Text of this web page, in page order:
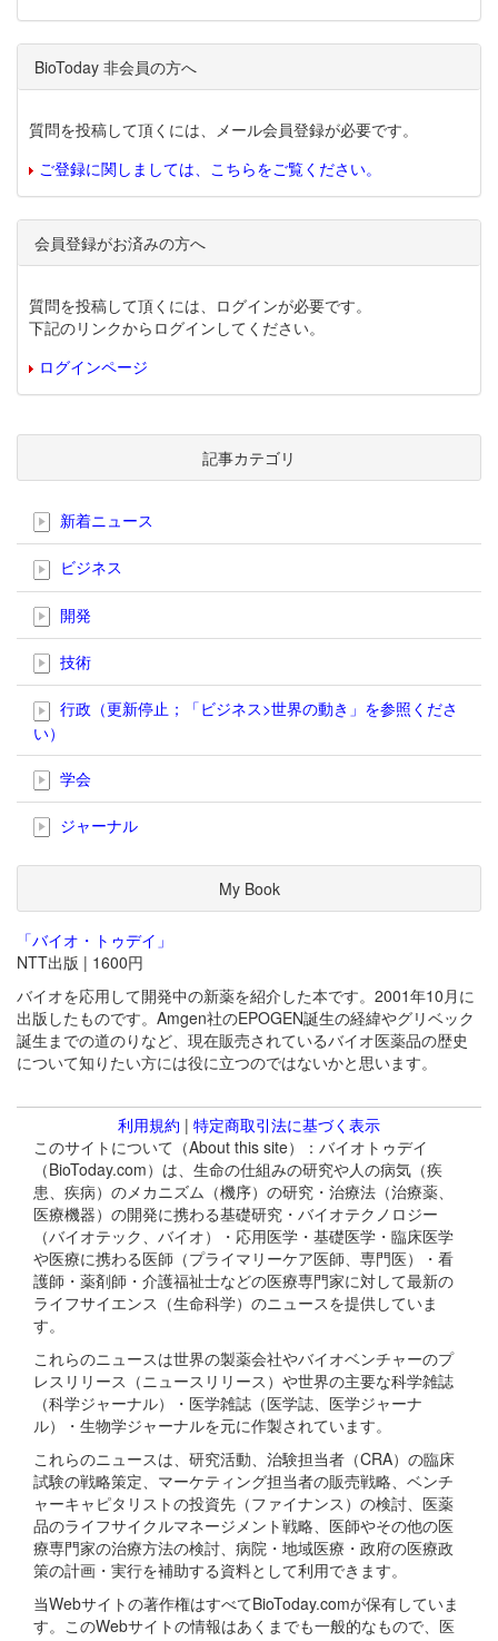
BioToday 非会員の方へ
質問を投稿して頂くには、メール会員登録が必要です。
ご登録に関しましては、こちらをご覧ください。
会員登録がお済みの方へ
質問を投稿して頂くには、ログインが必要です。
下記のリンクからログインしてください。
ログインページ
記事カテゴリ
新着ニュース
ビジネス
開発
技術
行政（更新停止；「ビジネス>世界の動き」を参照くださ
い）
学会
ジャーナル
My Book
「バイオ・トゥデイ」
NTT出版 | 1600円
バイオを応用して開発中の新薬を紹介した本です。2001年10月に
出版したものです。Amgen社のEPOGEN誕生の経緯やグリベック
誕生までの道のりなど、現在販売されているバイオ医薬品の歴史
について知りたい方には役に立つのではないかと思います。
利用規約 | 特定商取引法に基づく表示
このサイトについて（About this site）：バイオトゥデイ
（BioToday.com）は、生命の仕組みの研究や人の病気（疾
患、疾病）のメカニズム（機序）の研究・治療法（治療薬、
医療機器）の開発に携わる基礎研究・バイオテクノロジー
（バイオテック、バイオ）・応用医学・基礎医学・臨床医学
や医療に携わる医師（プライマリーケア医師、専門医）・看
護師・薬剤師・介護福祉士などの医療専門家に対して最新の
ライフサイエンス（生命科学）のニュースを提供していま
す。
これらのニュースは世界の製薬会社やバイオベンチャーのプ
レスリリース（ニュースリリース）や世界の主要な科学雑誌
（科学ジャーナル）・医学雑誌（医学誌、医学ジャーナ
ル）・生物学ジャーナルを元に作製されています。
これらのニュースは、研究活動、治験担当者（CRA）の臨床
試験の戦略策定、マーケティング担当者の販売戦略、ベンチ
ャーキャピタリストの投資先（ファイナンス）の検討、医薬
品のライフサイクルマネージメント戦略、医師やその他の医
療専門家の治療方法の検討、病院・地域医療・政府の医療政
策の計画・実行を補助する資料として利用できます。
当Webサイトの著作権はすべてBioToday.comが保有していま
す。このWebサイトの情報はあくまでも一般的なもので、医